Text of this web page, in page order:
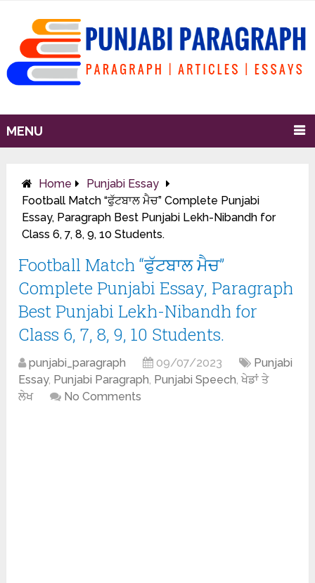
MENU
Home
Punjabi Essay
Football Match “ਫੁੱਟਬਾਲ ਮੈਚ” Complete Punjabi
Essay, Paragraph Best Punjabi Lekh-Nibandh for
Class 6, 7, 8, 9, 10 Students.
Football Match “ਫੁੱਟਬਾਲ ਮੈਚ”
Complete Punjabi Essay, Paragraph
Best Punjabi Lekh-Nibandh for
Class 6, 7, 8, 9, 10 Students.
punjabi_paragraph 09/07/2023
Punjabi
Essay, Punjabi Paragraph, Punjabi Speech,ਖੇਡਾਂ ਤੇ
ਲੇਖ
No Comments